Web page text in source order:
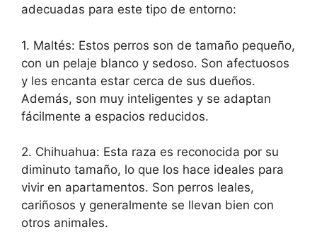
adecuadas para este tipo de entorno:
1. Maltés: Estos perros son de tamaño pequeño,
con un pelaje blanco y sedoso. Son afectuosos
y les encanta estar cerca de sus dueños.
Además, son muy inteligentes y se adaptan
fácilmente a espacios reducidos.
2. Chihuahua: Esta raza es reconocida por su
diminuto tamaño, lo que los hace ideales para
vivir en apartamentos. Son perros leales,
cariñosos y generalmente se llevan bien con
otros animales.